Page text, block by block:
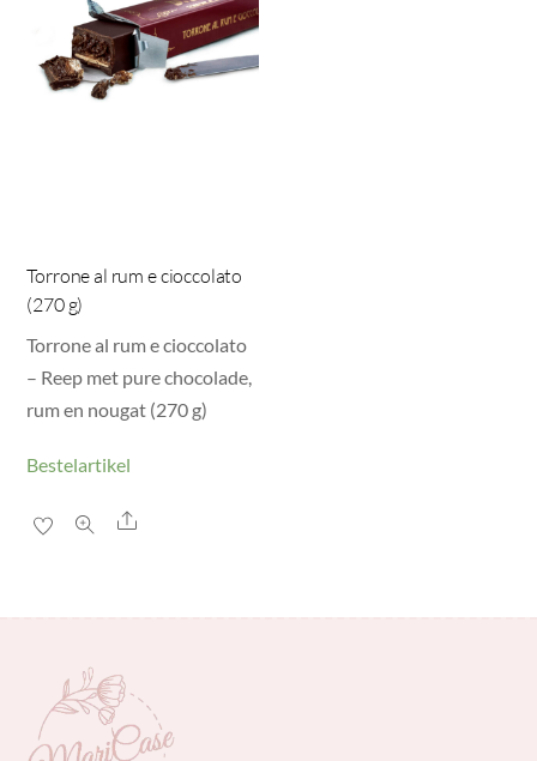
Torrone al rum e cioccolato
(270 g)
Torrone al rum e cioccolato
– Reep met pure chocolade,
rum en nougat (270 g)
Bestelartikel
Share